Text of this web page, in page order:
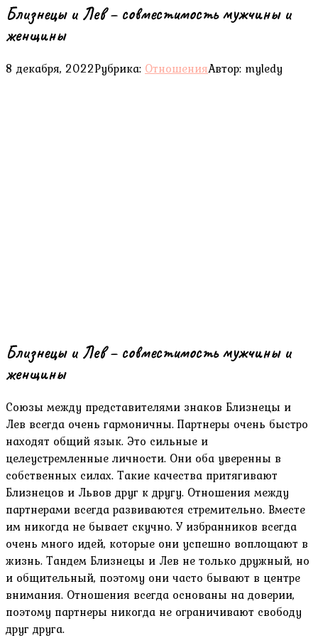
Близнецы и Лев – совместимость мужчины и
женщины
8 декабря, 2022Рубрика: ОтношенияАвтор: myledy
Близнецы и Лев – совместимость мужчины и
женщины
Союзы между представителями знаков Близнецы и
Лев всегда очень гармоничны. Партнеры очень быстро
находят общий язык. Это сильные и
целеустремленные личности. Они оба уверенны в
собственных силах. Такие качества притягивают
Близнецов и Львов друг к другу. Отношения между
партнерами всегда развиваются стремительно. Вместе
им никогда не бывает скучно. У избранников всегда
очень много идей, которые они успешно воплощают в
жизнь. Тандем Близнецы и Лев не только дружный, но
и общительный, поэтому они часто бывают в центре
внимания. Отношения всегда основаны на доверии,
поэтому партнеры никогда не ограничивают свободу
друг друга.